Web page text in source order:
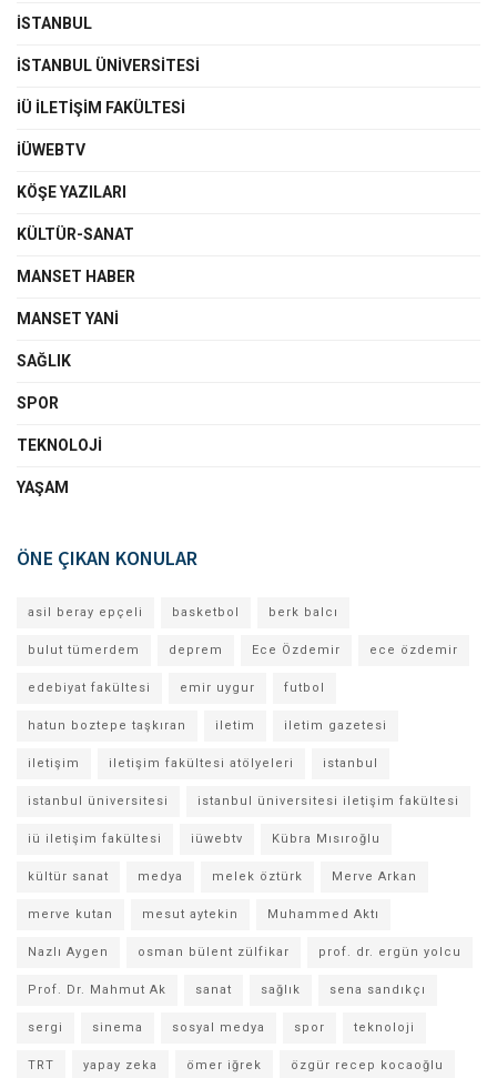
İSTANBUL
İSTANBUL ÜNIVERSITESI
İÜ İLETIŞIM FAKÜLTESI
İÜWEBTV
KÖŞE YAZILARI
KÜLTÜR-SANAT
MANSET HABER
MANSET YANI
SAĞLIK
SPOR
TEKNOLOJI
YAŞAM
ÖNE ÇIKAN KONULAR
asil beray epçeli basketbol berk balcı
bulut tümerdem deprem Ece Özdemir ece özdemir
edebiyat fakültesi emir uygur futbol
hatun boztepe taşkıran iletim iletim gazetesi
iletişim iletişim fakültesi atölyeleri istanbul
istanbul üniversitesi istanbul üniversitesi iletişim fakültesi
iü iletişim fakültesi iüwebtv Kübra Mısıroğlu
kültür sanat medya melek öztürk Merve Arkan
merve kutan mesut aytekin Muhammed Aktı
Nazlı Aygen osman bülent zülfikar prof. dr. ergün yolcu
Prof. Dr. Mahmut Ak sanat sağlık sena sandıkçı
sergi sinema sosyal medya spor teknoloji
TRT yapay zeka ömer iğrek özgür recep kocaoğlu